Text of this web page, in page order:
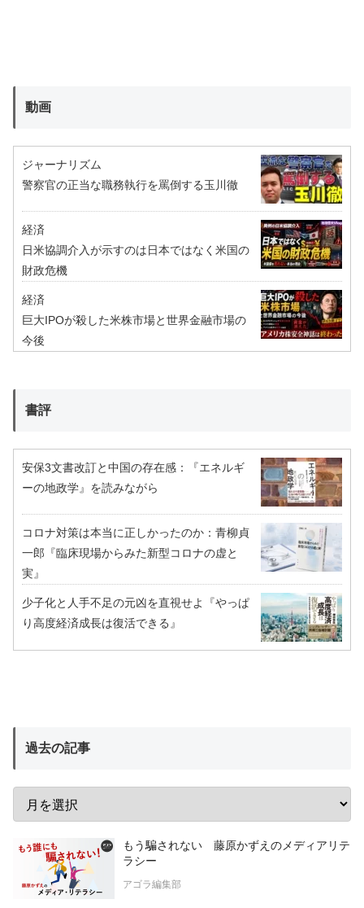
動画
ジャーナリズム
警察官の正当な職務執行を罵倒する玉川徹
経済
日米協調介入が示すのは日本ではなく米国の
財政危機
経済
巨大IPOが殺した米株市場と世界金融市場の
今後
書評
安保3文書改訂と中国の存在感：『エネルギ
ーの地政学』を読みながら
コロナ対策は本当に正しかったのか：青柳貞
一郎『臨床現場からみた新型コロナの虚と
実』
少子化と人手不足の元凶を直視せよ『やっぱ
り高度経済成長は復活できる』
過去の記事
もう騙されない 藤原かずえのメディアリテ
ラシー
アゴラ編集部